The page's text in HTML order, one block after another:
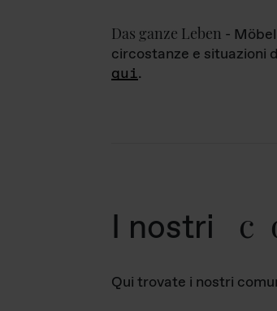
Das ganze Leben -
circostanze e situazioni
qui.
I nostri
Qui trovate i nostri